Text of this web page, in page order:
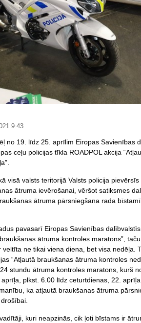
9:43
no 19. līdz 25. aprīlim Eiropas Savienības
ceļu policijas tīkla ROADPOL akcija
visā valsts teritorijā Valsts policija
ātruma ievērošanai, vēršot satiksmes
ātruma pārsniegšana rada
pavasarī Eiropas Savienības
ātruma kontroles maratons”,
veltīta ne tikai viena diena, bet visa nedēļa.
“Atļautā braukšanas ātruma kontroles
stundu ātruma kontroles maratons, kurš
plkst. 6.00 līdz ceturtdienas, 22.
ka atļautā braukšanas ātruma
kuri neapzinās, cik ļoti bīstams ir